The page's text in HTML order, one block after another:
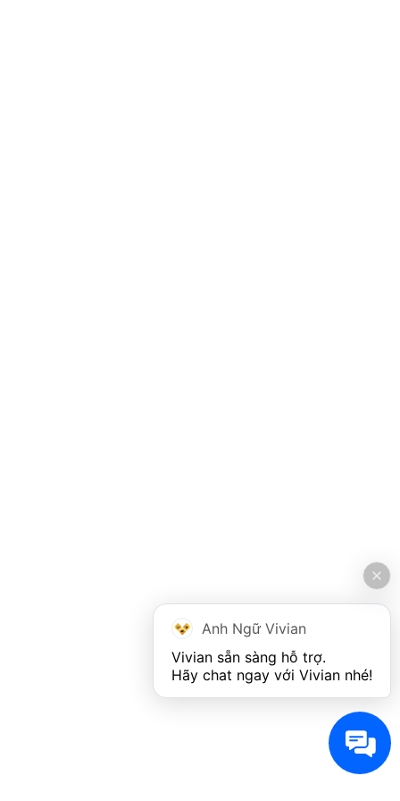
Anh Ngữ Vivian
Vivian sẵn sàng hỗ trợ.
Hãy chat ngay với Vivian nhé!